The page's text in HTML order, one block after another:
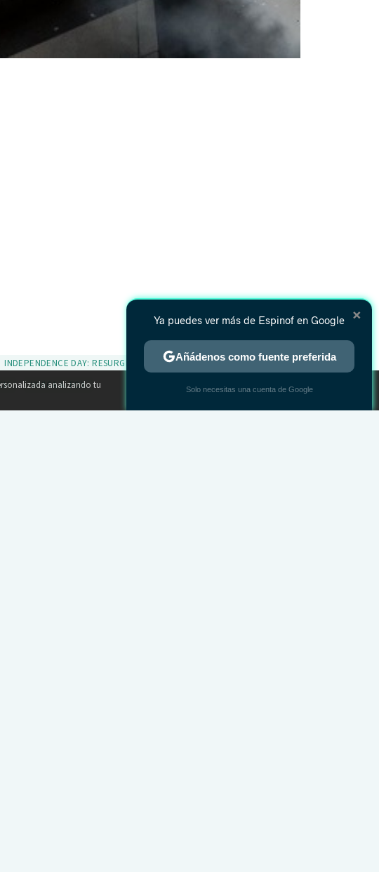
TWEET
INDEPENDENCE DAY: RESURGENCE
VIVICA A. FOX
analizando tu
×
Ya puedes ver más de Espinof en Google
Añádenos como fuente preferida
Solo necesitas una cuenta de Google